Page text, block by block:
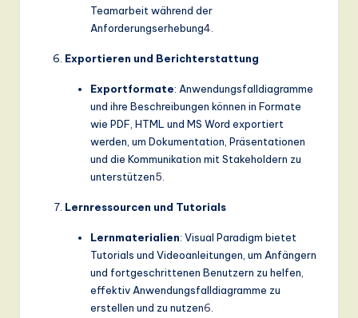
Teamarbeit während der
Anforderungserhebung4
Exportieren und Berichterstattung
Exportformate: Anwendungsfalldiagramme
und ihre Beschreibungen können in Formate
wie PDF, HTML und MS Word exportiert
werden, um Dokumentation, Präsentationen
und die Kommunikation mit Stakeholdern zu
unterstützen5
Lernressourcen und Tutorials
Lernmaterialien: Visual Paradigm bietet
Tutorials und Videoanleitungen, um Anfängern
und fortgeschrittenen Benutzern zu helfen,
effektiv Anwendungsfalldiagramme zu
erstellen und zu nutzen6